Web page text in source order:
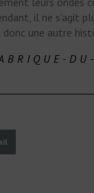
il ne s’agit
une autre